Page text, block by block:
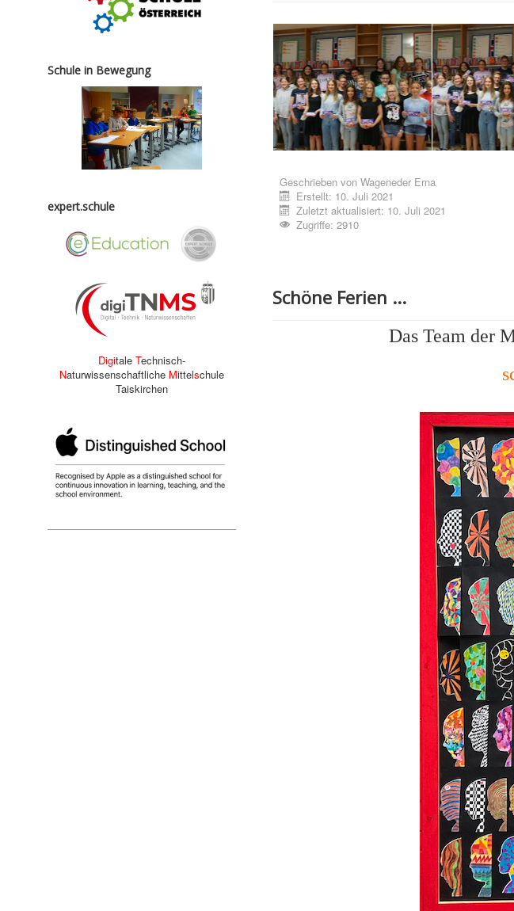
Schule in Bewegung
expert.schule
Digitale Technisch-
Naturwissenschaftliche Mittelschule
Taiskirchen
Geschrieben von Wageneder Erna
Erstellt: 10. Juli 2021
Zuletzt aktualisiert: 10. Juli 2021
Zugriffe: 2910
Schöne Ferien ...
Das Team der